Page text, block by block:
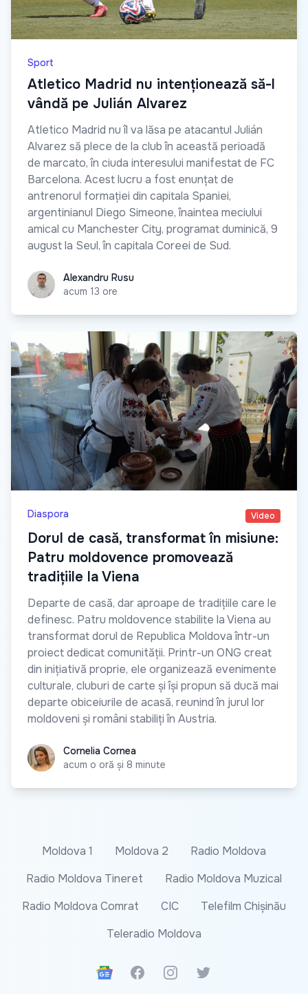
Sport
Atletico Madrid nu intenționează să-l
vândă pe Julián Alvarez
Atletico Madrid nu îl va lăsa pe atacantul Julián
Alvarez să plece de la club în această perioadă
de marcato, în ciuda interesului manifestat de FC
Barcelona. Acest lucru a fost enunțat de
antrenorul formației din capitala Spaniei,
argentinianul Diego Simeone, înaintea meciului
amical cu Manchester City, programat duminică, 9
august la Seul, în capitala Coreei de Sud.
Alexandru Rusu
Alexandru Rusu
acum 13 ore
Diaspora Video
Dorul de casă, transformat în misiune:
Patru moldovence promovează
tradițiile la Viena
Departe de casă, dar aproape de tradițiile care le
definesc. Patru moldovence stabilite la Viena au
transformat dorul de Republica Moldova într-un
proiect dedicat comunității. Printr-un ONG creat
din inițiativă proprie, ele organizează evenimente
culturale, cluburi de carte și își propun să ducă mai
departe obiceiurile de acasă, reunind în jurul lor
moldoveni și români stabiliți în Austria.
Cornelia Cornea
Cornelia Cornea
acum o oră și 8 minute
Moldova 1 Moldova 2
Radio Moldova
Radio Moldova Tineret
Radio Moldova Muzical
Radio Moldova Comrat
CIC
Telefilm Chișinău
Teleradio Moldova
Google News
FacebookInstagramTwitter